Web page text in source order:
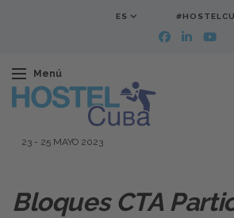
ES
Menú
23 - 25 MAYO 2023
Bloques CTA